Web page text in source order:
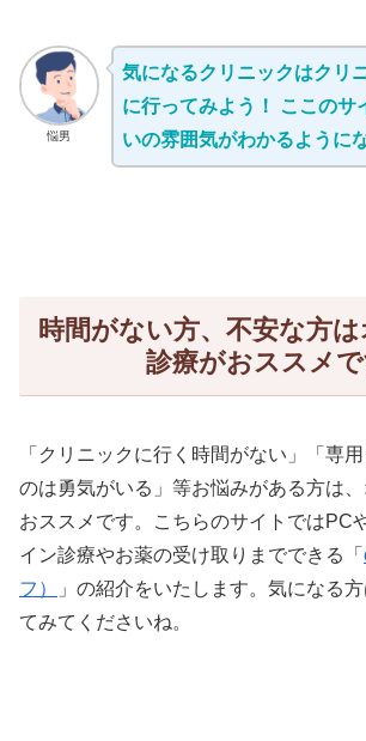
悩男
気になるクリニックはクリ
に行ってみよう！ ここのサ
いの雰囲気がわかるように
時間がない方、不安な方
診療がおススメ
「クリニックに行く時間がない」「専
のは勇気がいる」等お悩みがある方は
おススメです。こちらのサイトではPC
イン診療やお薬の受け取りまでできる「
フ）
」の紹介をいたします。気になる
てみてくださいね。